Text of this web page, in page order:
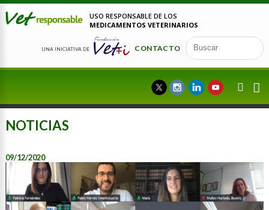
USO RESPONSABLE DE LOS
MEDICAMENTOS VETERINARIOS
CONTACTO
UNA INICIATIVA DE
NOTICIAS
09/12/2020